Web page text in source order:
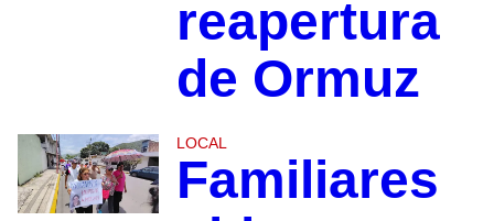
reapertura
de Ormuz
LOCAL
Familiares